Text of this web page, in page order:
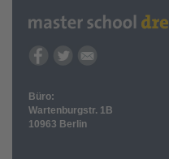
Büro:
Wartenburgstr. 1B
10963 Berlin